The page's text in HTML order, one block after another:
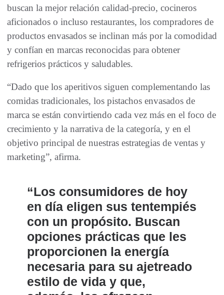
buscan la mejor relación calidad-precio, cocineros
aficionados o incluso restaurantes, los compradores de
productos envasados ​​se inclinan más por la comodidad
y confían en marcas reconocidas para obtener
refrigerios prácticos y saludables.
“Dado que los aperitivos siguen complementando las
comidas tradicionales, los pistachos envasados ​​de
marca se están convirtiendo cada vez más en el foco de
crecimiento y la narrativa de la categoría, y en el
objetivo principal de nuestras estrategias de ventas y
marketing”, afirma.
“Los consumidores de hoy
en día eligen sus tentempiés
con un propósito. Buscan
opciones prácticas que les
proporcionen la energía
necesaria para su ajetreado
estilo de vida y que,